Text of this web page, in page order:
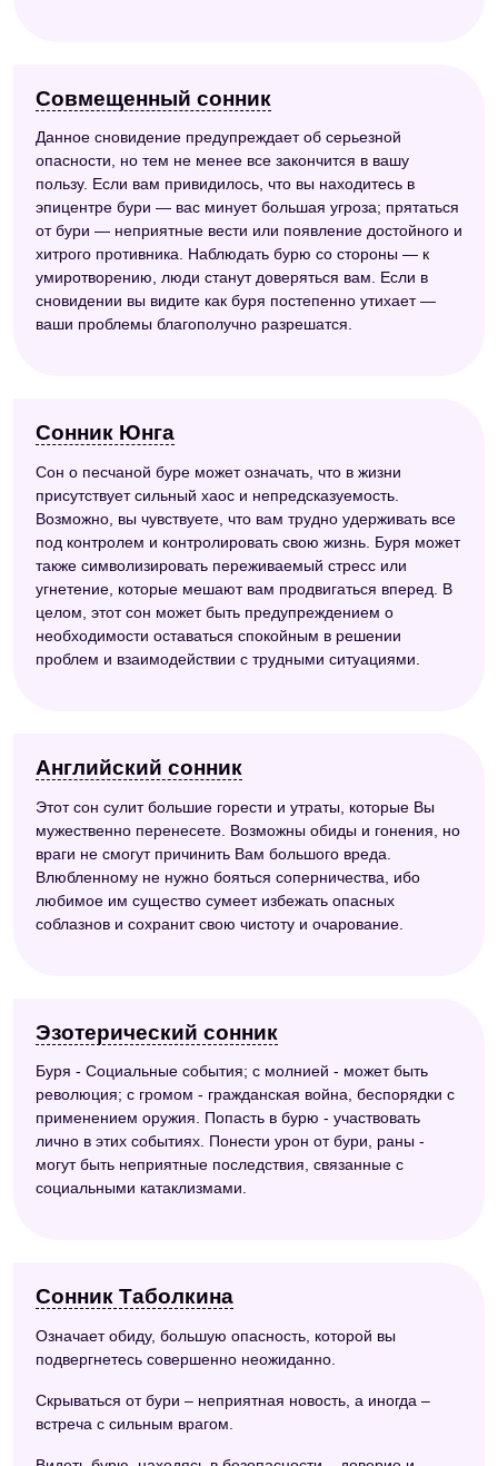
Совмещенный сонник
Данное сновидение предупреждает об серьезной
опасности, но тем не менее все закончится в вашу
пользу. Если вам привидилось, что вы находитесь в
эпицентре бури — вас минует большая угроза; прятаться
от бури — неприятные вести или появление достойного и
хитрого противника. Наблюдать бурю со стороны — к
умиротворению, люди станут доверяться вам. Если в
сновидении вы видите как буря постепенно утихает —
ваши проблемы благополучно разрешатся.
Сонник Юнга
Сон о песчаной буре может означать, что в жизни
присутствует сильный хаос и непредсказуемость.
Возможно, вы чувствуете, что вам трудно удерживать все
под контролем и контролировать свою жизнь. Буря может
также символизировать переживаемый стресс или
угнетение, которые мешают вам продвигаться вперед. В
целом, этот сон может быть предупреждением о
необходимости оставаться спокойным в решении
проблем и взаимодействии с трудными ситуациями.
Английский сонник
Этот сон сулит большие горести и утраты, которые Вы
мужественно перенесете. Возможны обиды и гонения, но
враги не смогут причинить Вам большого вреда.
Влюбленному не нужно бояться соперничества, ибо
любимое им существо сумеет избежать опасных
соблазнов и сохранит свою чистоту и очарование.
Эзотерический сонник
Буря - Социальные события; с молнией - может быть
революция; с громом - гражданская война, беспорядки с
применением оружия. Попасть в бурю - участвовать
лично в этих событиях. Понести урон от бури, раны -
могут быть неприятные последствия, связанные с
социальными катаклизмами.
Сонник Таболкина
Означает обиду, большую опасность, которой вы
подвергнетесь совершенно неожиданно.
Скрываться от бури – неприятная новость, а иногда –
встреча с сильным врагом.